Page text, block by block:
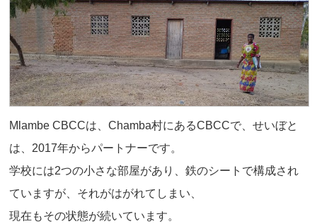
Mlambe CBCCは、Chamba村にあるCBCCで、せいぼと
は、2017年からパートナーです。
学校には2つの小さな部屋があり、鉄のシートで構成され
ていますが、それがはがれてしまい、
現在もその状態が続いています。